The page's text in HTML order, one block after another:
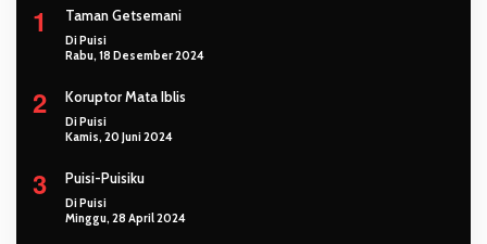
1 Taman Getsemani
Di Puisi
Rabu, 18 Desember 2024
2 Koruptor Mata Iblis
Di Puisi
Kamis, 20 Juni 2024
3 Puisi-Puisiku
Di Puisi
Minggu, 28 April 2024